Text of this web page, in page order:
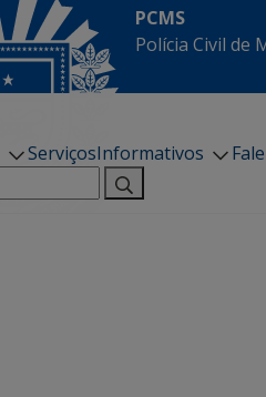
PCMS
Polícia Civil de
ServiçosInformativos